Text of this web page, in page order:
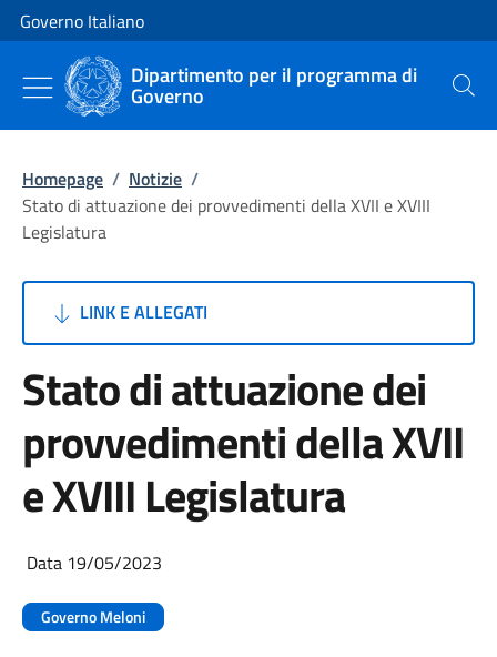
Vai al contenuto
Vai alla navigazione del sito
Governo Italiano
Dipartimento per il programma di
Governo Cerca
Homepage / Notizie /
Stato di attuazione dei provvedimenti della XVII e XVIII
Legislatura
LINK E ALLEGATI
Stato di attuazione dei
provvedimenti della XVII
e XVIII Legislatura
Data 19/05/2023
Governo Meloni